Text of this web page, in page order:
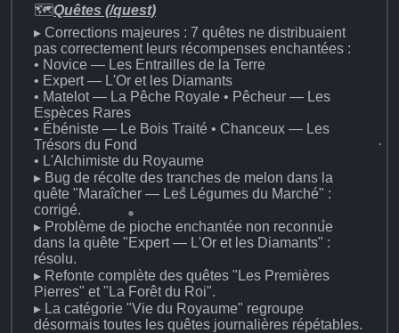
🗺️Quêtes (/quest)
▸ Corrections majeures : 7 quêtes ne distribuaient
pas correctement leurs récompenses enchantées :
• Novice — Les Entrailles de la Terre
• Expert — L'Or et les Diamants
• Matelot — La Pêche Royale • Pêcheur — Les
Espèces Rares
• Ébéniste — Le Bois Traité • Chanceux — Les
Trésors du Fond
• L'Alchimiste du Royaume
▸ Bug de récolte des tranches de melon dans la
quête "Maraîcher — Les Légumes du Marché" :
corrigé.
▸ Problème de pioche enchantée non reconnue
dans la quête "Expert — L'Or et les Diamants" :
résolu.
▸ Refonte complète des quêtes "Les Premières
Pierres" et "La Forêt du Roi".
▸ La catégorie "Vie du Royaume" regroupe
désormais toutes les quêtes journalières répétables.